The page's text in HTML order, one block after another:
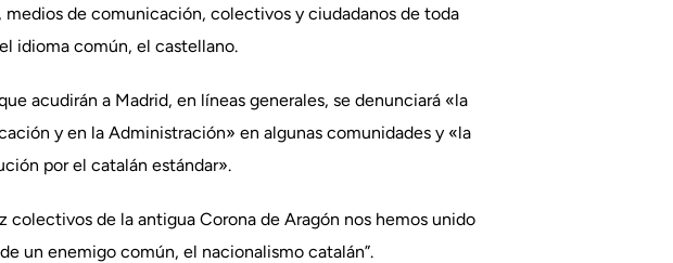
de comunicación, colectivos y ciudadanos de toda
idioma común, el castellano.
acudirán a Madrid, en líneas generales, se denunciará «la
y en la Administración» en algunas comunidades y «la
por el catalán estándar».
colectivos de la antigua Corona de Aragón nos hemos unido
un enemigo común, el nacionalismo catalán”.